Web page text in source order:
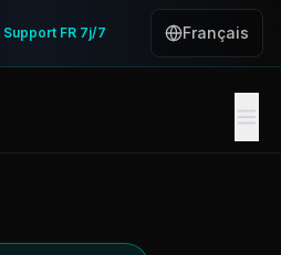
Support FR 7j/7 Français